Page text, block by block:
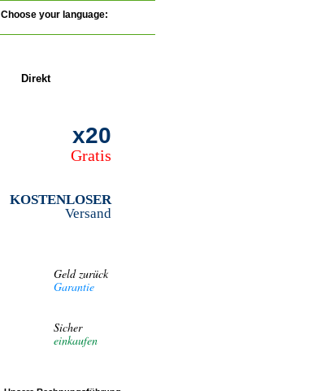
Choose your language:
Direkt
x20
Gratis
KOSTENLOSER
Versand
Geld zurück
Garantie
Sicher
einkaufen